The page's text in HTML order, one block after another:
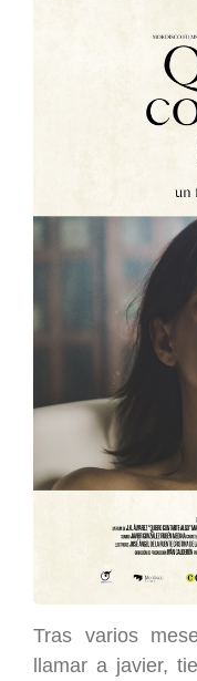
Tras varios
llamar a javier,